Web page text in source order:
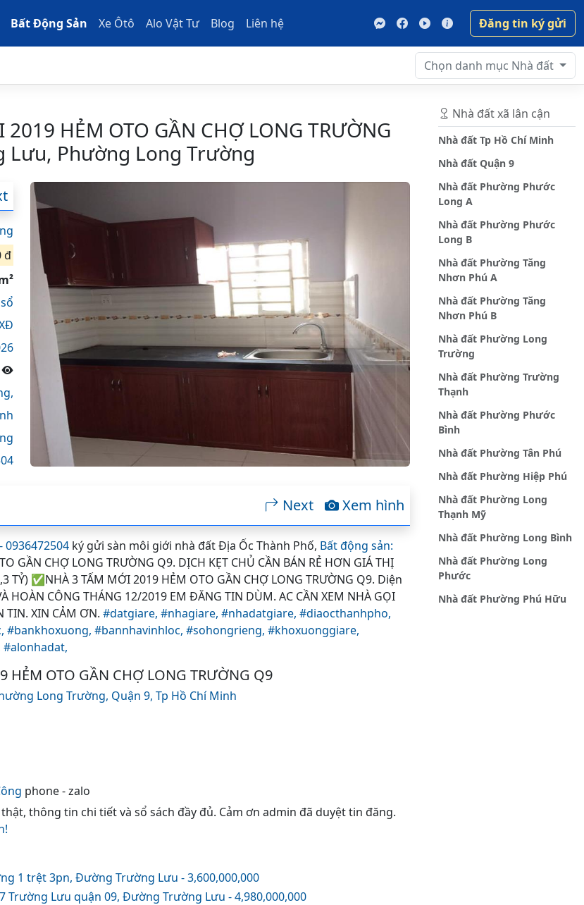
Bất Động Sản Xe Ôtô Alo Vật Tư Blog Liên hệ Đăng tin ký gửi
Chọn danh mục Nhà đất
HẺM OTO GẦN CHỢ LONG TRƯỜNG
Phường Long Trường
đ
Xem hình
Next
0936472504 ký gửi sàn môi giới nhà đất Địa Ốc Thành Phố, Bất động sản:
GẦN CHỢ LONG TRƯỜNG Q9. DỊCH KẸT CHỦ CẦN BÁN RẺ HƠN GIÁ THỊ
TỶ) ✅NHÀ 3 TẤM MỚI 2019 HẺM OTO GẦN CHỢ LONG TRƯỜNG Q9. Diện
HOÀN CÔNG THÁNG 12/2019 EM ĐĂNG TIN DÙM. AC CẦN XEM NHÀ GỌI
TIN. XIN CẢM ƠN. #datgiare, #nhagiare, #nhadatgiare, #diaocthanhpho,
#bankhoxuong, #bannhavinhloc, #sohongrieng, #khoxuonggiare,
#alonhadat,
HẺM OTO GẦN CHỢ LONG TRƯỜNG Q9
Long Trường, Quận 9, Tp Hồ Chí Minh
phone - zalo
thông tin chi tiết và sổ sách đầy đủ. Cảm ơn admin đã duyệt tin đăng.
1 trệt 3pn, Đường Trường Lưu - 3,600,000,000
Trường Lưu quận 09, Đường Trường Lưu - 4,980,000,000
Nhà đất xã lân cận
Nhà đất Tp Hồ Chí Minh
Nhà đất Quận 9
Nhà đất Phường Phước
Long A
Nhà đất Phường Phước
Long B
Nhà đất Phường Tăng
Nhơn Phú A
Nhà đất Phường Tăng
Nhơn Phú B
Nhà đất Phường Long
Trường
Nhà đất Phường Trường
Thạnh
Nhà đất Phường Phước
Bình
Nhà đất Phường Tân Phú
Nhà đất Phường Hiệp Phú
Nhà đất Phường Long
Thạnh Mỹ
Nhà đất Phường Long Bình
Nhà đất Phường Long
Phước
Nhà đất Phường Phú Hữu